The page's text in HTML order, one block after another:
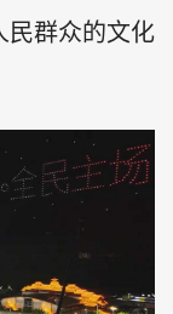
民群众的文化